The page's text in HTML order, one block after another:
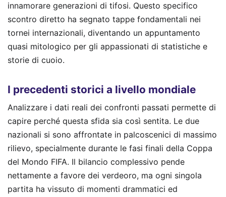
innamorare generazioni di tifosi. Questo specifico
scontro diretto ha segnato tappe fondamentali nei
tornei internazionali, diventando un appuntamento
quasi mitologico per gli appassionati di statistiche e
storie di cuoio.
I precedenti storici a livello mondiale
Analizzare i dati reali dei confronti passati permette di
capire perché questa sfida sia così sentita. Le due
nazionali si sono affrontate in palcoscenici di massimo
rilievo, specialmente durante le fasi finali della Coppa
del Mondo FIFA. Il bilancio complessivo pende
nettamente a favore dei verdeoro, ma ogni singola
partita ha vissuto di momenti drammatici ed